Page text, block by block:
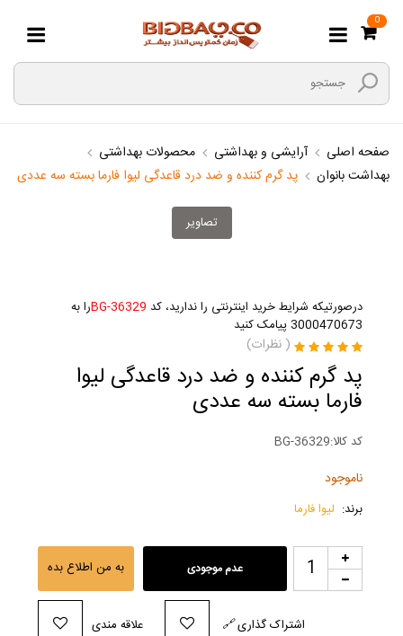
0
صفحه اصلی آرایشی و بهداشتی
محصولات بهداشتی
بهداشت بانوان
پد گرم کننده و ضد درد قاعدگی لیوا فارما بسته سه عددی
تصاویر
درصورتیکه شرایط خرید اینترنتی را ندارید، کد BG-36329را به
3000470673 پیامک کنید
( نظرات)
پد گرم کننده و ضد درد قاعدگی لیوا
فارما بسته سه عددی
کد کالا:BG-36329
ناموجود
برند: لیوا فارما
عدم موجودی به من اطلاع بده
علاقه مندی 🔗اشتراک گذاری